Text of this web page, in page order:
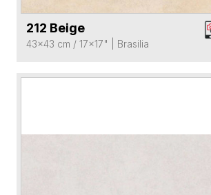
VER FICHA DEL PRODUCTO
212 Beige
43x43 cm / 17x17" Brasilia